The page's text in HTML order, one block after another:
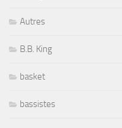
Autres
B.B. King
basket
bassistes